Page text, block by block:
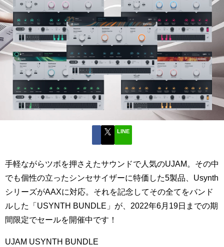
LINE
手軽ながらツボを押さえたサウンドで人気のUJAM。その中
でも個性の立ったシンセサイザーに特価した5製品、Usynth
シリーズがAAXに対応。それを記念してその全てをバンド
ルした「USYNTH BUNDLE」が、2022年6月19日までの期
間限定でセールを開催中です！
UJAM USYNTH BUNDLE